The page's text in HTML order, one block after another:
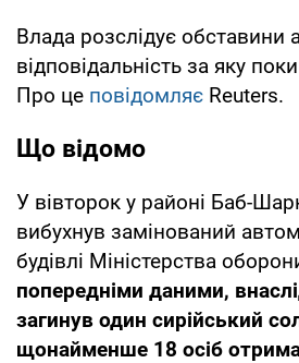
Влада розслідує обставини
відповідальність за яку
Про це повідомляє Reuters.
Що відомо
У вівторок у районі Баб-
вибухнув замінований
будівлі Міністерства
попередніми даними,
загинув один сирійський
щонайменше 18 осіб